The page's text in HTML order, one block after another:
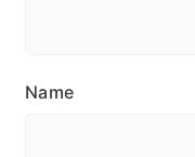
Name